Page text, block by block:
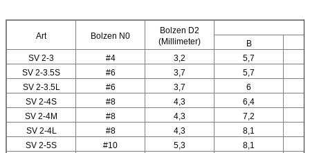
Art Bolzen N0
Bolzen D2
(Millimeter)
B
SV 2-3
#4 3,2 5,7
SV 2-3.5S
#6 3,7 5,7
SV 2-3.5L
#6 3,7 6
SV 2-4S
#8 4,3 6,4
SV 2-4M
#8 4,3 7,2
SV 2-4L
#8 4,3 8,1
SV 2-5S
#10 5,3 8,1